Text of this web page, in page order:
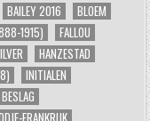
BAILEY 2016
BLOEM
1915)
FALLOU
HANZESTAD
INITIALEN
FRANKRIJK